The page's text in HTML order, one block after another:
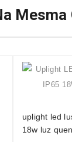
Mesma
uplight led
18w luz